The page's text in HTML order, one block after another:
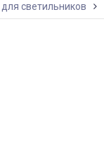
светильников